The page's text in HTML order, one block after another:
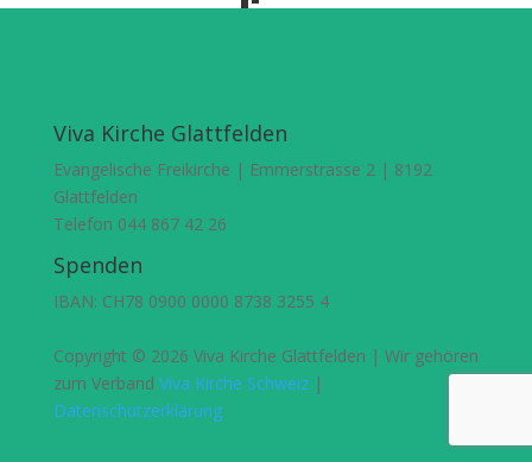
Viva Kirche Glattfelden
Evangelische Freikirche | Emmerstrasse 2 | 8192
Glattfelden
Telefon 044 867 42 26
Spenden
IBAN: CH78 0900 0000 8738 3255 4
Copyright © 2026 Viva Kirche Glattfelden | Wir gehören
zum Verband Viva Kirche Schweiz|
Datenschutzerklärung